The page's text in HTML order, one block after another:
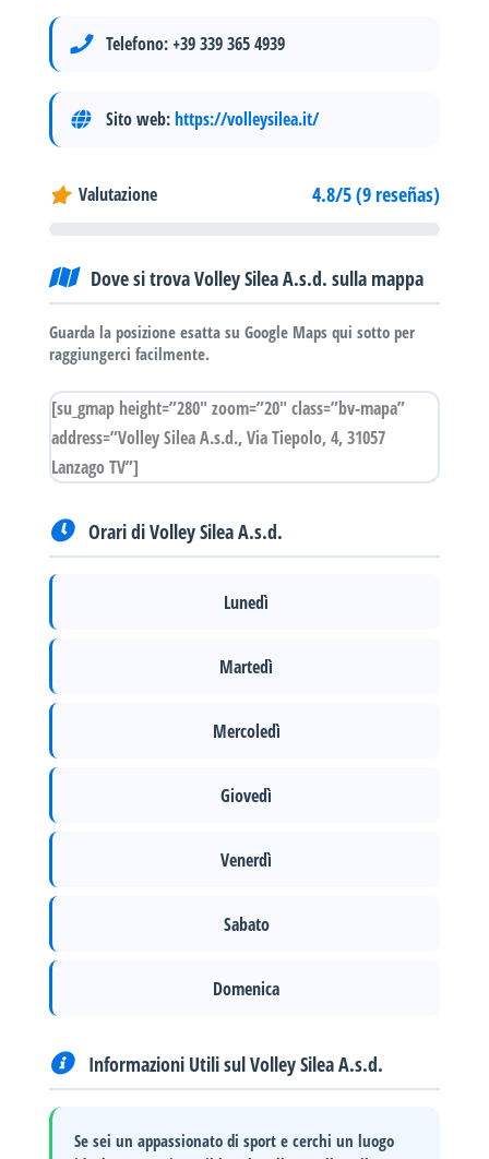
Telefono:+39 339 365 4939
Sito web:https://volleysilea.it/
Valutazione 4.8/5 (9 reseñas)
Dove si trova Volley Silea A.s.d. sulla mappa
Guarda la posizione esatta su Google Maps qui sotto per
raggiungerci facilmente.
[su_gmap height=”280″ zoom=”20″ class=”bv-mapa”
address=”Volley Silea A.s.d., Via Tiepolo, 4, 31057
Lanzago TV”]
Orari di Volley Silea A.s.d.
Lunedì
Martedì
Mercoledì
Giovedì
Venerdì
Sabato
Domenica
Informazioni Utili sul Volley Silea A.s.d.
Se sei un appassionato di sport e cerchi un luogo